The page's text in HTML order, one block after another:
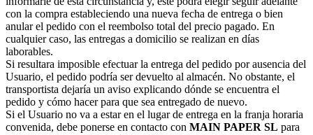
con la compra estableciendo una nueva fecha de entrega o bien
anular el pedido con el reembolso total del precio pagado. En
cualquier caso, las entregas a domicilio se realizan en días
laborables.
Si resultara imposible efectuar la entrega del pedido por ausencia del
Usuario, el pedido podría ser devuelto al almacén. No obstante, el
transportista dejaría un aviso explicando dónde se encuentra el
pedido y cómo hacer para que sea entregado de nuevo.
Si el Usuario no va a estar en el lugar de entrega en la franja horaria
convenida, debe ponerse en contacto con MAIN PAPER SL para